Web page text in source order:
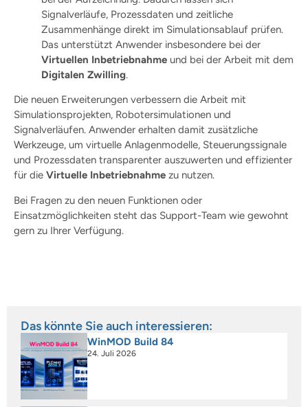
Signalverläufe, Prozessdaten und zeitliche
Zusammenhänge direkt im Simulationsablauf prüfen.
Das unterstützt Anwender insbesondere bei der
Virtuellen Inbetriebnahme und bei der Arbeit mit dem
Digitalen Zwilling.
Die neuen Erweiterungen verbessern die Arbeit mit
Simulationsprojekten, Robotersimulationen und
Signalverläufen. Anwender erhalten damit zusätzliche
Werkzeuge, um virtuelle Anlagenmodelle, Steuerungssignale
und Prozessdaten transparenter auszuwerten und effizienter
für die Virtuelle Inbetriebnahme zu nutzen.
Bei Fragen zu den neuen Funktionen oder
Einsatzmöglichkeiten steht das Support-Team wie gewohnt
gern zu Ihrer Verfügung.
Das könnte Sie auch interessieren:
WinMOD Build 84
24. Juli 2026